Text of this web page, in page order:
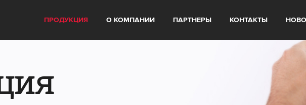
ПРОДУКЦИЯ О КОМПАНИИ ПАРТНЕРЫ КОНТАКТЫ